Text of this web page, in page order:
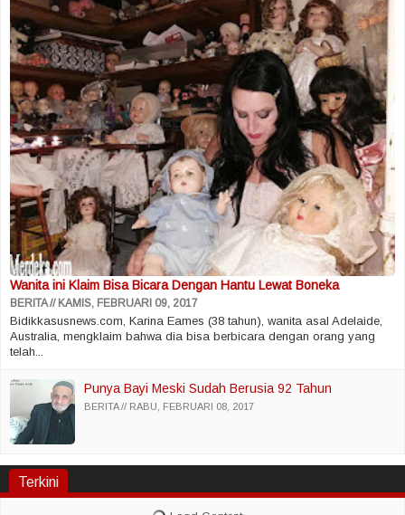
Wanita ini Klaim Bisa Bicara Dengan Hantu Lewat Boneka
BERITA KAMIS, FEBRUARI 09, 2017
Bidikkasusnews.com, Karina Eames (38 tahun), wanita asal Adelaide,
Australia, mengklaim bahwa dia bisa berbicara dengan orang yang
telah...
Punya Bayi Meski Sudah Berusia 92 Tahun
BERITA RABU, FEBRUARI 08, 2017
Terkini